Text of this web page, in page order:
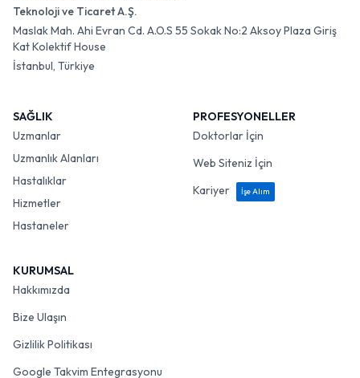
Teknoloji ve Ticaret A.Ş.
Maslak Mah. Ahi Evran Cd. A.O.S 55 Sokak No:2 Aksoy Plaza Giriş
Kat Kolektif House
İstanbul, Türkiye
SAĞLIK
Uzmanlar
Uzmanlık Alanları
Hastalıklar
Hizmetler
Hastaneler
PROFESYONELLER
Doktorlar İçin
Web Siteniz İçin
Kariyer
İşe Alım
KURUMSAL
Hakkımızda
Bize Ulaşın
Gizlilik Politikası
Google Takvim Entegrasyonu